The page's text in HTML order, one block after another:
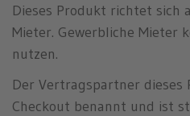
Dieses Produkt richtet sich
Mieter. Gewerbliche Mieter
nutzen.
Der Vertragspartner dieses
Checkout benannt und ist